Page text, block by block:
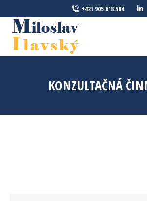
+421 905 618 584
KONZULTAČNÁ